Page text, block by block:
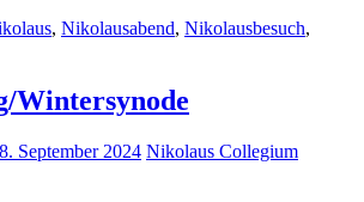
, Nikolausabend, Nikolausbesuch,
Wintersynode
September 2024 Nikolaus Collegium